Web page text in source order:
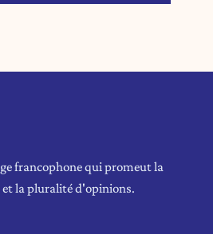
francophone qui promeut la
la pluralité d'opinions.